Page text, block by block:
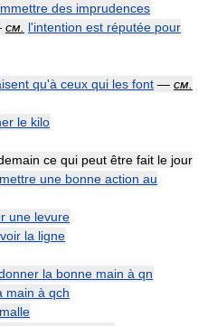
des imprudences
см. l'intention est réputée pour
qu'à ceux qui les font — см.
le kilo
ce qui peut être fait le jour
une bonne action au
une levure
la ligne
la bonne main à qn
main à qch